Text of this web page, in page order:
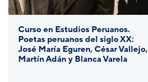
Curso en Estudios Peruanos.
Poetas peruanos del siglo XX:
José María Eguren, César Vallejo,
Martín Adán y Blanca Varela